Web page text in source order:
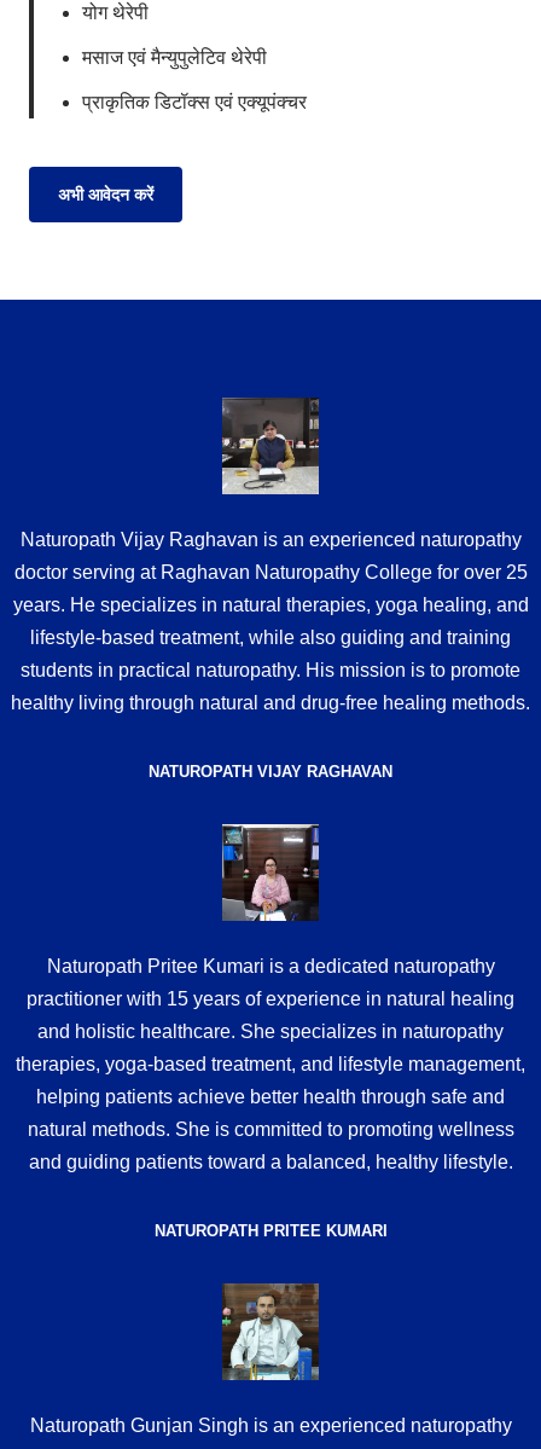
योग थेरेपी
मसाज एवं मैन्युपुलेटिव थेरेपी
प्राकृतिक डिटॉक्स एवं एक्यूपंक्चर
अभी आवेदन करें
Naturopath Vijay Raghavan is an experienced naturopathy
doctor serving at Raghavan Naturopathy College for over 25
years. He specializes in natural therapies, yoga healing, and
lifestyle-based treatment, while also guiding and training
students in practical naturopathy. His mission is to promote
healthy living through natural and drug-free healing methods.
NATUROPATH VIJAY RAGHAVAN
Naturopath Pritee Kumari is a dedicated naturopathy
practitioner with 15 years of experience in natural healing
and holistic healthcare. She specializes in naturopathy
therapies, yoga-based treatment, and lifestyle management,
helping patients achieve better health through safe and
natural methods. She is committed to promoting wellness
and guiding patients toward a balanced, healthy lifestyle.
NATUROPATH PRITEE KUMARI
Naturopath Gunjan Singh is an experienced naturopathy